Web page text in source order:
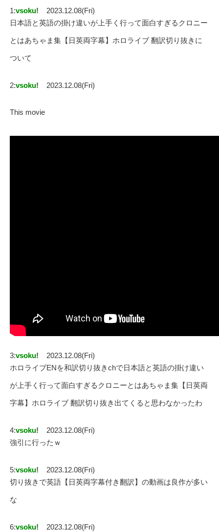
1:vsoku!
2023.12.08(Fri)
日本語と英語の掛け違いが上手く行って面白すぎるクロニー
とはあちゃま集【日英両字幕】ホロライブ 翻訳切り抜きに
ついて
2:vsoku! 2023.12.08(Fri)
This movie
3:vsoku!
2023.12.08(Fri)
ホロライブENを和訳切り抜きchで日本語と英語の掛け違い
が上手く行って面白すぎるクロニーとはあちゃま集【日英両
字幕】ホロライブ 翻訳切り抜き出てくると思わなかったわ
4:vsoku!
2023.12.08(Fri)
強引に行ったｗ
5:vsoku!
2023.12.08(Fri)
切り抜きで英語【日英両字幕付き翻訳】の動画は良作が多い
な
6:vsoku!
2023.12.08(Fri)